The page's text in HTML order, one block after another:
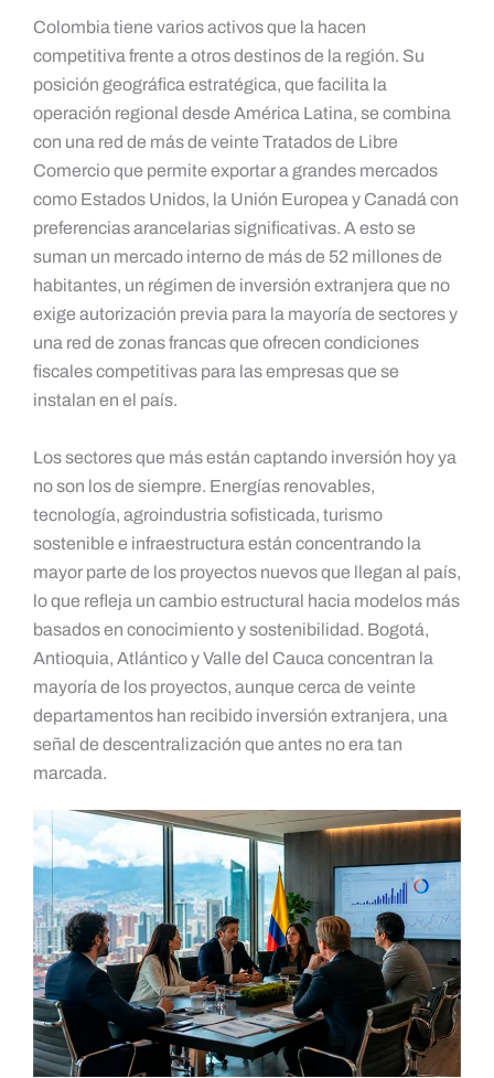
Colombia tiene varios activos que la hacen
competitiva frente a otros destinos de la región. Su
posición geográfica estratégica, que facilita la
operación regional desde América Latina, se combina
con una red de más de veinte Tratados de Libre
Comercio que permite exportar a grandes mercados
como Estados Unidos, la Unión Europea y Canadá con
preferencias arancelarias significativas. A esto se
suman un mercado interno de más de 52 millones de
habitantes, un régimen de inversión extranjera que no
exige autorización previa para la mayoría de sectores y
una red de zonas francas que ofrecen condiciones
fiscales competitivas para las empresas que se
instalan en el país.
Los sectores que más están captando inversión hoy ya
no son los de siempre. Energías renovables,
tecnología, agroindustria sofisticada, turismo
sostenible e infraestructura están concentrando la
mayor parte de los proyectos nuevos que llegan al país,
lo que refleja un cambio estructural hacia modelos más
basados en conocimiento y sostenibilidad. Bogotá,
Antioquia, Atlántico y Valle del Cauca concentran la
mayoría de los proyectos, aunque cerca de veinte
departamentos han recibido inversión extranjera, una
señal de descentralización que antes no era tan
marcada.